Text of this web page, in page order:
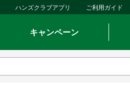
ハンズクラブアプリ ご利用ガイド
キャンペーン